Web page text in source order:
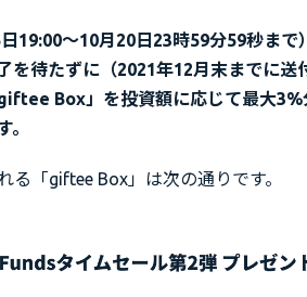
19:00〜10月20日23時59分59秒まで
を待たずに（2021年12月末までに
Box」を投資額に応じて最大3%
。
る「giftee Box」は次の通りです。